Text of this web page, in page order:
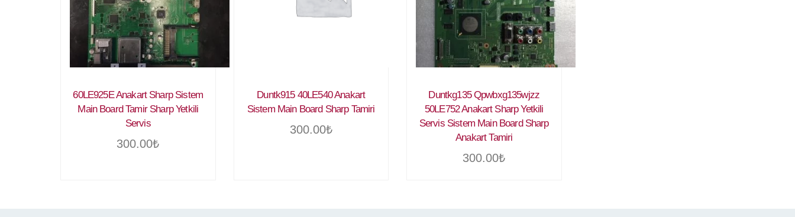
60LE925E Anakart Sharp Sistem
Main Board Tamir Sharp Yetkili
Servis
300.00₺
Duntk915 40LE540 Anakart
Sistem Main Board Sharp Tamiri
300.00₺
Duntkg135 Qpwbxg135wjzz
50LE752 Anakart Sharp Yetkili
Servis Sistem Main Board Sharp
Anakart Tamiri
300.00₺